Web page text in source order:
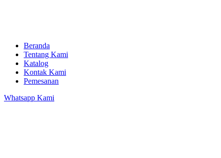
Beranda
Tentang Kami
Katalog
Kontak Kami
Pemesanan
Whatsapp Kami